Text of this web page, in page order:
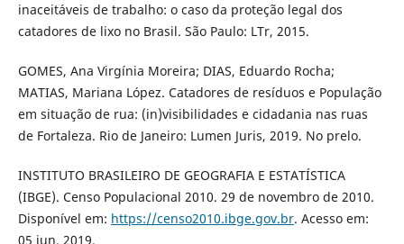
inaceitáveis de trabalho: o caso da proteção legal dos
catadores de lixo no Brasil. São Paulo: LTr, 2015.
GOMES, Ana Virgínia Moreira; DIAS, Eduardo Rocha;
MATIAS, Mariana López. Catadores de resíduos e População
em situação de rua: (in)visibilidades e cidadania nas ruas
de Fortaleza. Rio de Janeiro: Lumen Juris, 2019. No prelo.
INSTITUTO BRASILEIRO DE GEOGRAFIA E ESTATÍSTICA
(IBGE). Censo Populacional 2010. 29 de novembro de 2010.
Disponível em: https://censo2010.ibge.gov.br. Acesso em:
05 jun. 2019.